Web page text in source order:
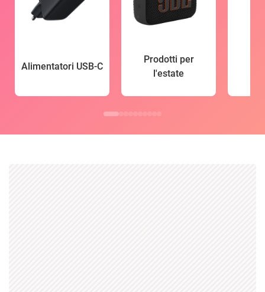
Alimentatori USB-C
Prodotti per
l'estate